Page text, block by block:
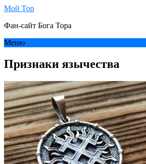
Мой Тор
Фан-сайт Бога Тора
Меню
Признаки язычества